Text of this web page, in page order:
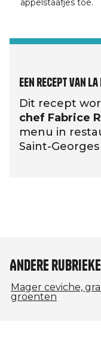
appelstaafjes toe.
Een recept van
Dit recept
chef Fabrice
menu in
Saint-
Andere
Mager ceviche,
groenten